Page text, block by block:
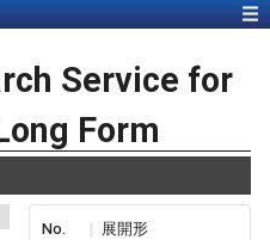
Service for
Form
No. 展開形